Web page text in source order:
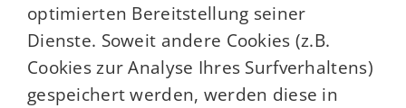
optimierten Bereitstellung seiner
Dienste. Soweit andere Cookies (z.B.
Cookies zur Analyse Ihres Surfverhaltens)
gespeichert werden, werden diese in